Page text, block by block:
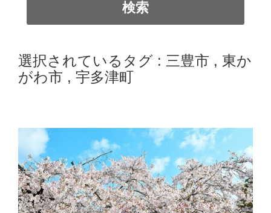
選択されているタグ : 三豊市 , 東か
がわ市 , 宇多津町